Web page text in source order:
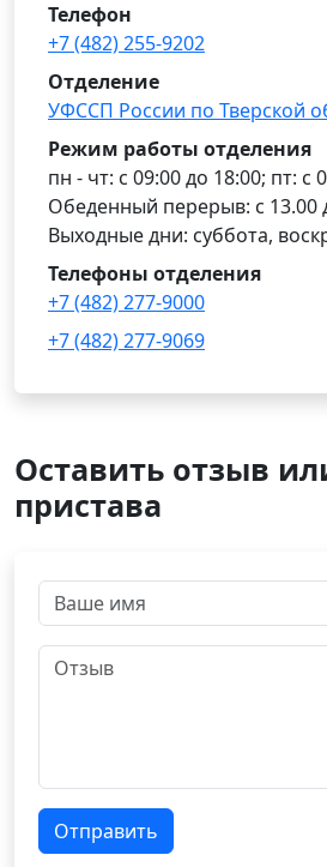
Телефон
+7 (482) 255-9202
Отделение
УФССП России по Тверской
Режим работы отделения
пн - чт: с 09:00 до 18:00; пт: с
Обеденный перерыв: с 13.00
Выходные дни: суббота,
Телефоны отделения
+7 (482) 277-9000
+7 (482) 277-9069
Оставить отзыв
пристава
Отправить